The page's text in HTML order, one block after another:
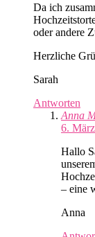
Da ich
oder andere
Herzliche
Sarah
Antworten
Anna
6.
Hallo
– eine
Anna